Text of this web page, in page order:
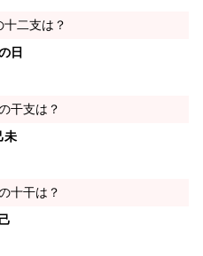
二支は？
日
干支は？
未
十干は？